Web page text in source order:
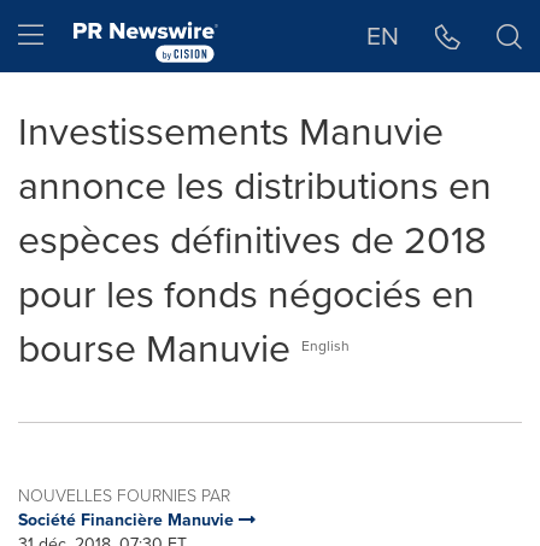
Hamburger menu EN
Investissements Manuvie
annonce les distributions en
espèces définitives de 2018
pour les fonds négociés en
bourse Manuvie
English
NOUVELLES FOURNIES PAR
Société Financière Manuvie